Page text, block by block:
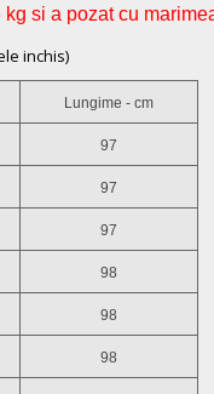
si a pozat cu
inchis)
Lungime - cm
97
97
97
98
98
98